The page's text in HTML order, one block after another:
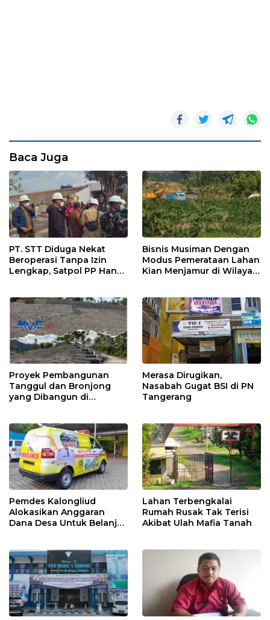
Baca Juga
PT. STT Diduga Nekat
Beroperasi Tanpa Izin
Lengkap, Satpol PP Hanya
Bisnis Musiman Dengan
Modus Pemerataan Lahan
Kian Menjamur di Wilayah
Proyek Pembangunan
Tanggul dan Bronjong
yang Dibangun di
Merasa Dirugikan,
Nasabah Gugat BSI di PN
Tangerang
Pemdes Kalongliud
Alokasikan Anggaran
Dana Desa Untuk Belanja
Lahan Terbengkalai
Rumah Rusak Tak Terisi
Akibat Ulah Mafia Tanah